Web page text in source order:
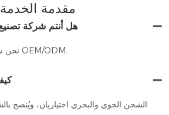
مقدمة الخدمة
هل أنتم شركة
نحن شركة مصنعة لأكشاك OEM/ODM.
الشحن الجوي والبحري اختياريان، ويُنصح